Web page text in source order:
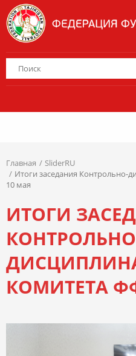
Главная
SliderRU
Итоги заседания Контрольно-
10 мая
ИТОГИ
КОМИТЕТА